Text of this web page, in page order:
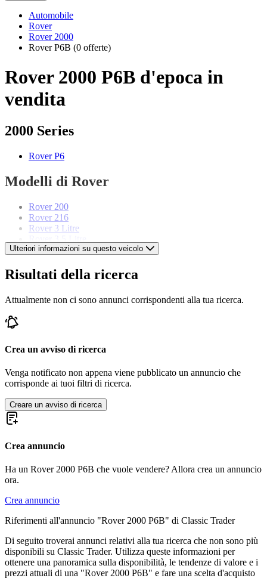
Automobile
Rover
Rover 2000
Rover P6B (0 offerte)
Rover 2000 P6B d'epoca in
vendita
2000 Series
Rover P6
Modelli di Rover
Rover 200
Rover 216
Rover 3 Litre
Rover 3500
Rover 800
Rover Mini
Rover Sports Tourer
Ulteriori informazioni su questo veicolo
Risultati della ricerca
Attualmente non ci sono annunci corrispondenti alla tua ricerca.
Crea un avviso di ricerca
Venga notificato non appena viene pubblicato un annuncio che
corrisponde ai tuoi filtri di ricerca.
Creare un avviso di ricerca
Crea annuncio
Ha un Rover 2000 P6B che vuole vendere? Allora crea un annuncio
ora.
Crea annuncio
Riferimenti all'annuncio "Rover 2000 P6B" di Classic Trader
Di seguito troverai annunci relativi alla tua ricerca che non sono più
disponibili su Classic Trader. Utilizza queste informazioni per
ottenere una panoramica sulla disponibilità, le tendenze di valore e i
prezzi attuali di una "Rover 2000 P6B" e fare una scelta d'acquisto